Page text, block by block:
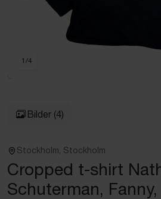
1 /4
Bilder (4)
Stockholm, Stockholm
Cropped t-shirt
Schuterman,